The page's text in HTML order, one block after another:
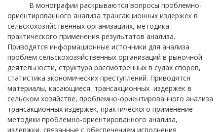
В монографии раскрываются вопросы проблемно-
ориентированного анализа трансакционных издержек в
сельскохозяйственных организациях, методика
практического применения результатов анализа.
Приводятся информационные источники для анализа
проблем сельскохозяйственных организаций в рыночной
деятельности, структура рассмотренных в судах споров,
статистика экономических преступлений. Приводятся
материалы, касающиеся трансакционных издержек в
сельском хозяйстве, проблемно-ориентированного анализа
трансакционных издержек, практического применение
методики проблемно-ориентированного анализа,
издержки, связанные с обеспечением исполнения